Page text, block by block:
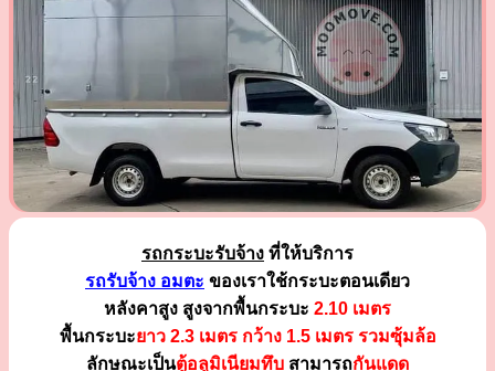
รถกระบะรับจ้าง ที่ให้บริการ
รถรับจ้าง อมตะ ของเราใช้กระบะตอนเดียว
หลังคาสูง สูงจากพื้นกระบะ 2.10 เมตร
พื้นกระบะยาว 2.3 เมตร กว้าง 1.5 เมตร รวมซุ้มล้อ
ลักษณะเป็นตู้อลูมิเนียมทึบ สามารถกันแดด